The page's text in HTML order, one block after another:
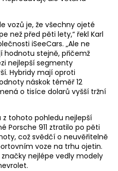
vozů je, že všechny ojeté
než před pěti lety,“ řekl Karl
iSeeCars. „Ale ne
hodnotu stejně, přičemž
nejlepší segmenty
Hybridy mají oproti
náskok téměř 12
o tisíce dolarů vyšší tržní
tohoto pohledu nejlepší
Porsche 911 ztratilo po pěti
což svědčí o neuvěřitelně
voze na trhu ojetin.
nejlépe vedly modely